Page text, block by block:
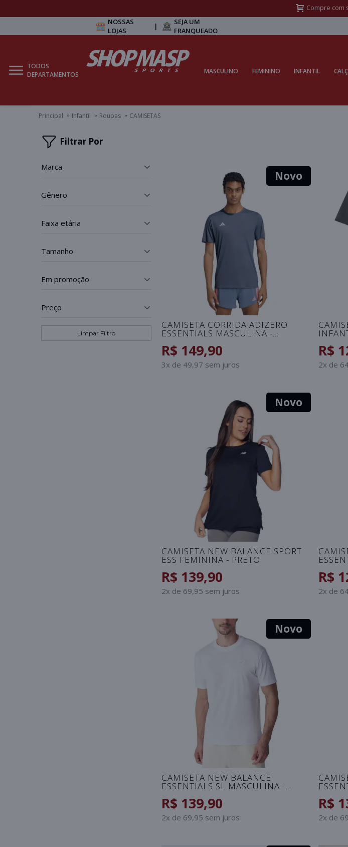
Frete Grátis Sul acima de
NOSSAS
LOJAS
|
SEJA UM
FRANQUEADO
TODOS
DEPARTAMENTOS
MASCULINO FEMININO INFANTIL
Principal Infantil Roupas CAMISETAS
Filtrar Por
marca
gênero
faixa etária
tamanho
em promoção
preço
Limpar Filtro
Novo
CAMISETA CORRIDA ADIZERO
ESSENTIALS MASCULINA -
R$ 149,90
3x de 49,97 sem juros
R$
2x de
Novo
CAMISETA NEW BALANCE SPORT
ESS FEMININA - PRETO
R$ 139,90
2x de 69,95 sem juros
R$
2x de
Novo
CAMISETA NEW BALANCE
ESSENTIALS SL MASCULINA -
R$ 139,90
2x de 69,95 sem juros
R$
2x de